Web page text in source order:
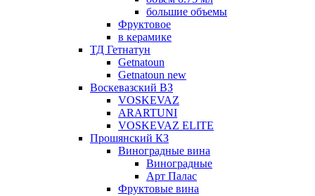
большие объемы
Фруктовое
в керамике
ТД Гетнатун
Getnatoun
Getnatoun new
Воскевазский ВЗ
VOSKEVAZ
ARARTUNI
VOSKEVAZ ELITE
Прошянский КЗ
Виноградные вина
Виноградные
Арт Палас
Фруктовые вина